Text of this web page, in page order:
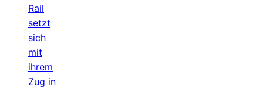
Rail
setzt
sich
mit
ihrem
Zug in